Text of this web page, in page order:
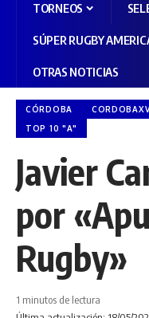
TORNEOS
SÚPER RUGBY
OTRAS NOTICIAS
CÓRDOBA
TOP 10 "A"
Javier
por
Rugby»
1 minutos de lectura